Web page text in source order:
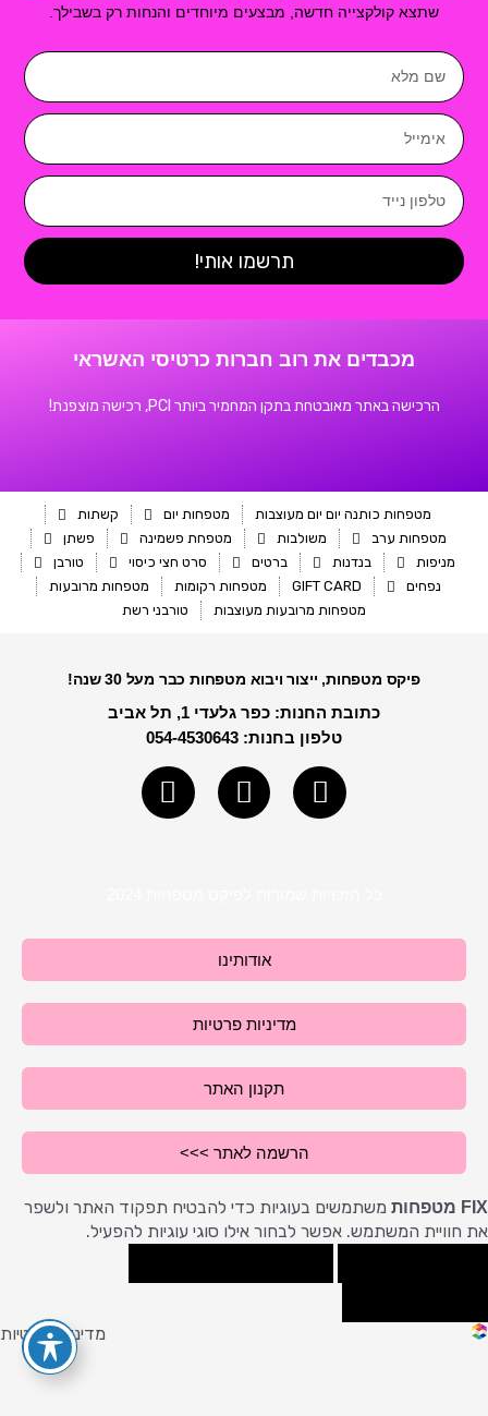
שתצא קולקצייה חדשה, מבצעים מיוחדים והנחות רק בשבילך.
שם
מלא
אימייל
טלפון
נייד
תרשמו אותי!
מכבדים את רוב חברות כרטיסי האשראי
הרכישה באתר מאובטחת בתקן המחמיר ביותר PCI, רכישה מוצפנת!
מטפחות כותנה יום יום מעוצבות מטפחות יום
קשתות
מטפחות ערב
משולבות מטפחת פשמינה
פשתן
מניפות
בנדנות ברטים סרט חצי כיסוי
טורבן
נפחים
GIFT CARD מטפחות רקומות
מטפחות מרובעות
מטפחות מרובעות מעוצבות
טורבני רשת
פיקס מטפחות, ייצור ויבוא מטפחות כבר מעל 30 שנה!
כתובת החנות: כפר גלעדי 1, תל אביב
טלפון בחנות: 054-4530643
m
הרשמה לאתר >>>
תקנון האתר
מדיניות פרטיות
אודותינו
FIX מטפחות
משתמשים בעוגיות כדי להבטיח תפקוד האתר ולשפר
את חוויית המשתמש. אפשר לבחור אילו סוגי עוגיות להפעיל.
מדיניות פרטיות